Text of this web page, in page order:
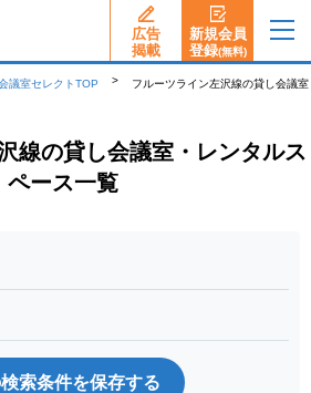
広告
揭載
新規会員
登録(無料)
議室セレクトTOP フルーツライン左沢線の貸し会議
線の貸し会議室・レンタルス
ペース一覧
索条件を保存する